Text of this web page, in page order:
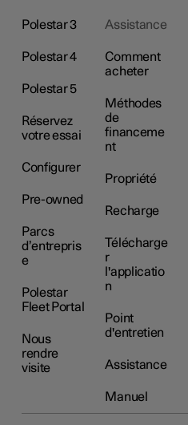
Polestar 3
Polestar 4
Polestar 5
Réservez
votre essai
Configurer
Pre-owned
Parcs
d’entrepris
e
Polestar
Fleet Portal
Nous
rendre
visite
Assistance
Comment
acheter
Méthodes
de
financeme
nt
Propriété
Recharge
Télécharge
r
l'applicatio
n
Point
d'entretien
Assistance
Manuel